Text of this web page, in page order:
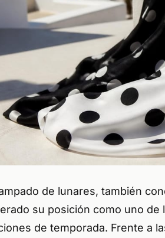
de lunares, también
su posición como uno de
de temporada. Frente a